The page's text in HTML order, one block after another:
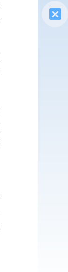
税惠通